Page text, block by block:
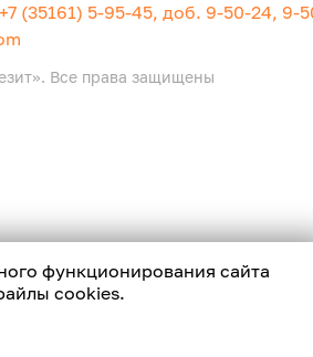
функционирования сайта
cookies.
(35161) 5-95-45, доб. 9-50-24, 9-
Все права защищены